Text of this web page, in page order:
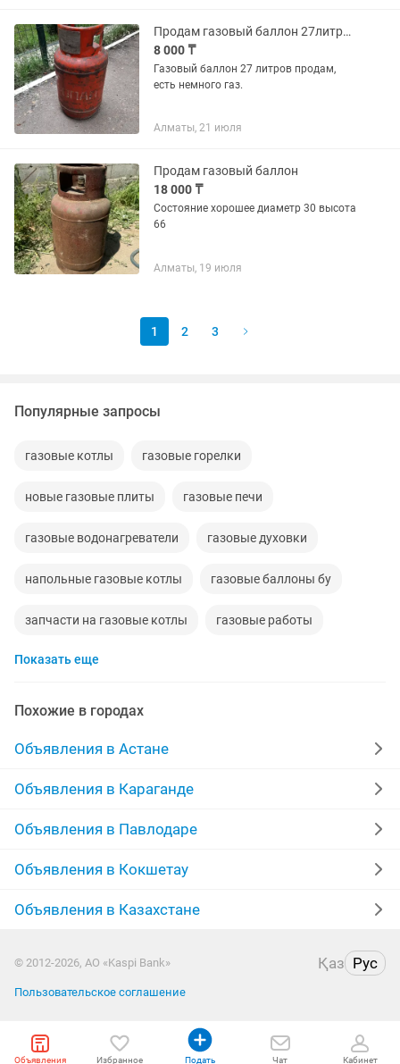
Продам газовый баллон 27литровый.
8 000 ₸
Газовый баллон 27 литров продам,
есть немного газ.
Алматы, 21 июля
Продам газовый баллон
18 000 ₸
Состояние хорошее диаметр 30 высота
66
Алматы, 19 июля
1 2 3
Популярные запросы
газовые котлы газовые горелки
новые газовые плиты газовые печи
газовые водонагреватели газовые духовки
напольные газовые котлы газовые баллоны бу
запчасти на газовые котлы газовые работы
газовые установки
газовые балоны газовые конфорки
Показать еще
Похожие в городах
Объявления в Астане
Объявления в Караганде
Объявления в Павлодаре
Объявления в Кокшетау
Объявления в Казахстане
© 2012-2026, АО «Kaspi Bank» Қаз Рус
Пользовательское соглашение
Объявления Избранное Подать Чат Кабинет